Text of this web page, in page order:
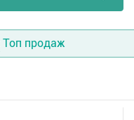
Топ продаж